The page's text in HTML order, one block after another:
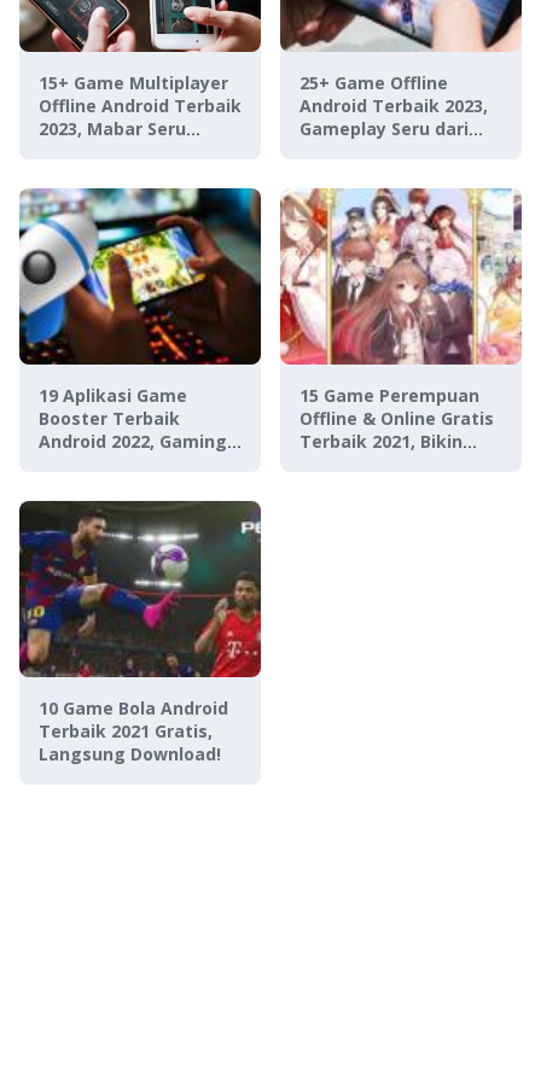
15+ Game Multiplayer
Offline Android Terbaik
2023, Mabar Seru
25+ Game Offline
Android Terbaik 2023,
Gameplay Seru dari
19 Aplikasi Game
Booster Terbaik
Android 2022, Gaming
15 Game Perempuan
Offline & Online Gratis
Terbaik 2021, Bikin
10 Game Bola Android
Terbaik 2021 Gratis,
Langsung Download!